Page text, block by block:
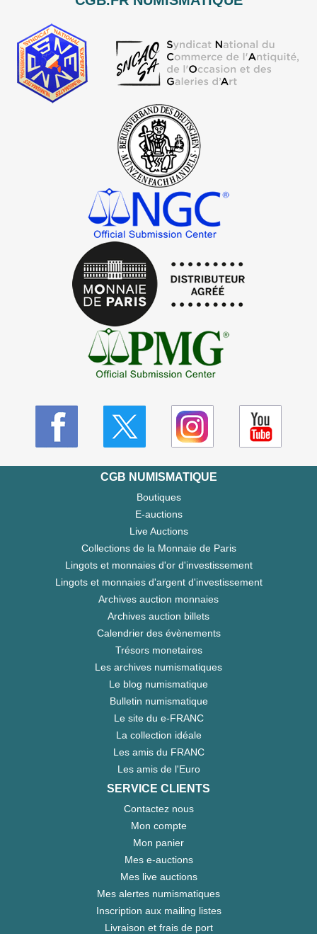
CGB NUMISMATIQUE
Boutiques
E-auctions
Live Auctions
Collections de la Monnaie de Paris
Lingots et monnaies d'or d'investissement
Lingots et monnaies d'argent d'investissement
Archives auction monnaies
Archives auction billets
Calendrier des évènements
Trésors monetaires
Les archives numismatiques
Le blog numismatique
Bulletin numismatique
Le site du e-FRANC
La collection idéale
Les amis du FRANC
Les amis de l'Euro
SERVICE CLIENTS
Contactez nous
Mon compte
Mon panier
Mes e-auctions
Mes live auctions
Mes alertes numismatiques
Inscription aux mailing listes
Livraison et frais de port